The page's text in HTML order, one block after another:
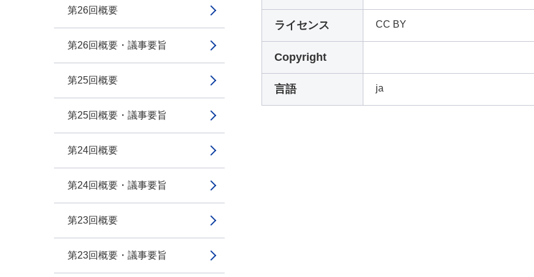
第26回概要
第26回概要・議事要旨
第25回概要
第25回概要・議事要旨
第24回概要
第24回概要・議事要旨
第23回概要
第23回概要・議事要旨
ライセンス CC BY
Copyright
言語 ja